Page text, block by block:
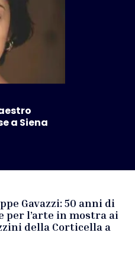
a Siena
Gavazzi: 50 anni di
per l’arte in mostra ai
della Corticella a